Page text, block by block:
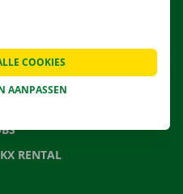
VRAGEN
RENTAL
AANPASSEN
COOKIES